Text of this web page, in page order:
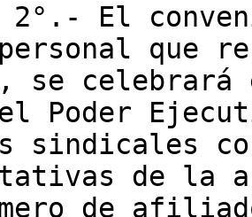
El
que
se
Poder
sindicales
de la
de